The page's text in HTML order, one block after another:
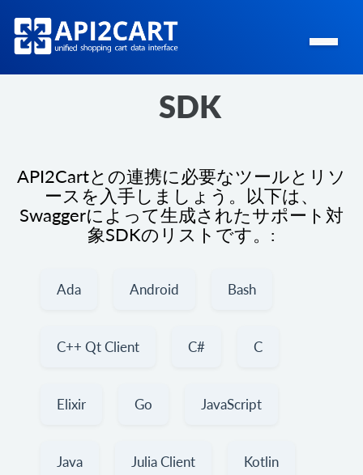
SDK
API2Cartとの連携に必要なツールとリソ
ースを入手しましょう。以下は、
Swaggerによって生成されたサポート対
象SDKのリストです。:
Ada Android Bash
C++ Qt Client C# C
Elixir Go JavaScript
Java Julia Client Kotlin